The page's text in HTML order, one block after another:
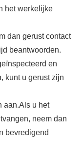
het werkelijke
dan gerust contact
beantwoorden.
en
kunt u gerust zijn
aan.Als u het
neem dan
bevredigend